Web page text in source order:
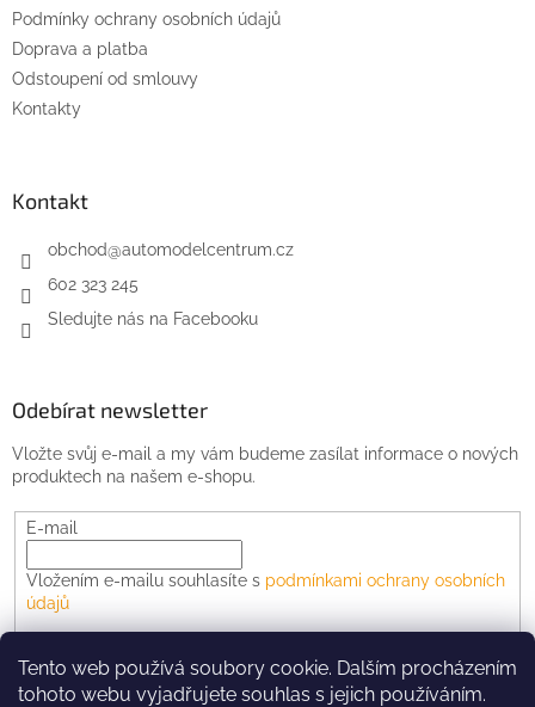
Tento web používá soubory cookie. Dalším procházením
tohoto webu vyjadřujete souhlas s jejich používáním.
Podmínky ochrany osobních údajů
Doprava a platba
Odstoupení od smlouvy
Kontakty
Kontakt
obchod@automodelcentrum.cz
602 323 245
Sledujte nás na Facebooku
Odebírat newsletter
Vložte svůj e-mail a my vám budeme zasílat informace o nových
produktech na našem e-shopu.
E-mail
Vložením e-mailu souhlasíte s podmínkami ochrany osobních
údajů
PŘIHLÁSIT SE